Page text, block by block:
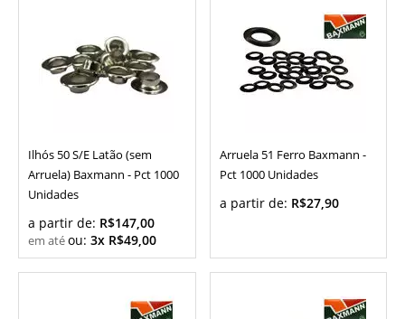
Ilhós 50 S/E Latão (sem
Arruela) Baxmann - Pct 1000
Unidades
a partir de: R$147,00
ou: 3x R$49,00
Arruela 51 Ferro Baxmann -
Pct 1000 Unidades
a partir de: R$27,90